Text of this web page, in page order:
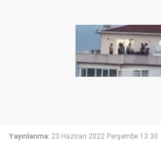
Yayınlanma: 23 Haziran 2022 Perşembe 13:30